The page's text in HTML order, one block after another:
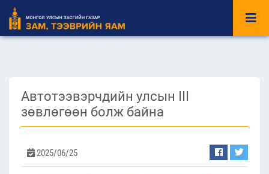
Автотээвэрчдийн улсын III
зөвлөгөөн болж байна
2025/06/25